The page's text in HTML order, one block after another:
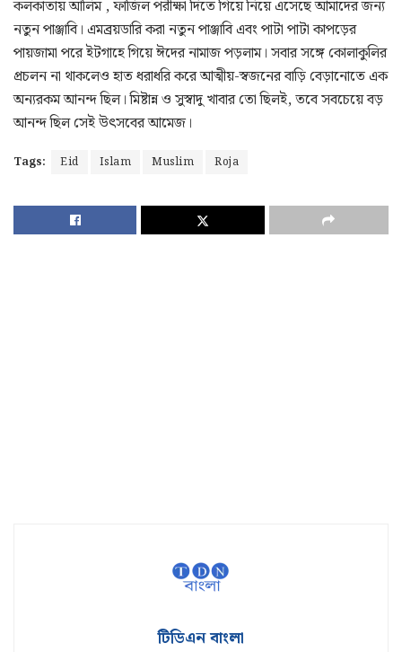
কলকাতায় আলিম , ফাজিল পরীক্ষা দিতে গিয়ে নিয়ে এসেছে আমাদের জন্য
নতুন পাঞ্জাবি। এমব্রয়ডারি করা নতুন পাঞ্জাবি এবং পাটা পাটা কাপড়ের
পায়জামা পরে ইটগাহে গিয়ে ঈদের নামাজ পড়লাম। সবার সঙ্গে কোলাকুলির
প্রচলন না থাকলেও হাত ধরাধরি করে আত্মীয়-স্বজনের বাড়ি বেড়ানোতে এক
অন্যরকম আনন্দ ছিল। মিষ্টান্ন ও সুস্বাদু খাবার তো ছিলই, তবে সবচেয়ে বড়
আনন্দ ছিল সেই উৎসবের আমেজ।
Tags: Eid Islam Muslim Roja
টিডিএন বাংলা